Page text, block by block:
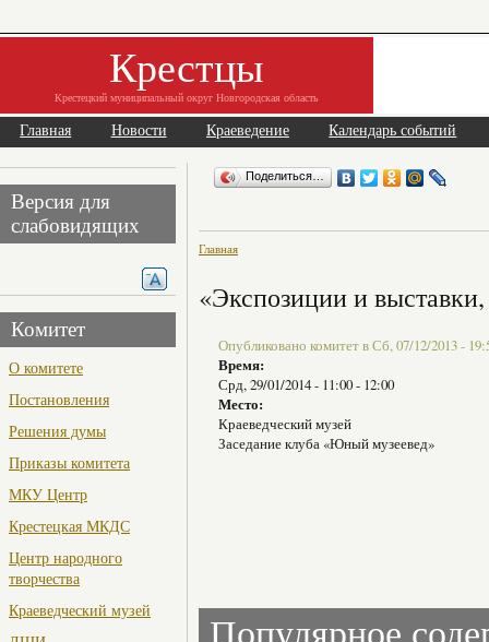
Крестцы
Крестецкий муниципальный округ Новгородская область
Главная Новости Краеведение Календарь событий
Версия для
слабовидящих
Комитет
О комитете
Постановления
Решения думы
Приказы комитета
МКУ Центр
Крестецкая МКДС
Центр народного
творчества
Краеведческий музей
Поделиться…
Главная
«Экспозиции и
Опубликовано комитет в Сб, 07/12/2013 -
Время:
Срд, 29/01/2014 - 11:00- 12:00
Место:
Краеведческий музей
Заседание клуба «Юный музеевед»